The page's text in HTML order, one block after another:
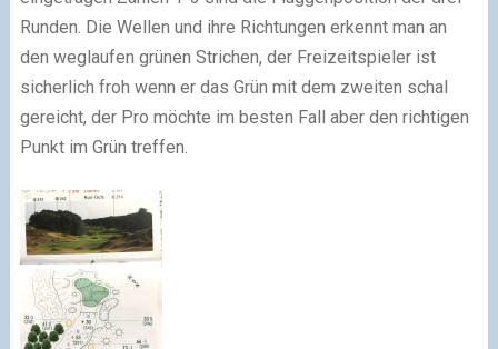
Runden. Die Wellen und ihre Richtungen erkennt man an
den weglaufen grünen Strichen, der Freizeitspieler ist
sicherlich froh wenn er das Grün mit dem zweiten schal
gereicht, der Pro möchte im besten Fall aber den richtigen
Punkt im Grün treffen.